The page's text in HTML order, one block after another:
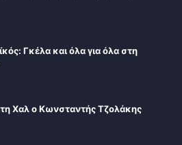
Γκέλα και όλα για όλα στη
Χαλ ο Κωνσταντής Τζολάκης